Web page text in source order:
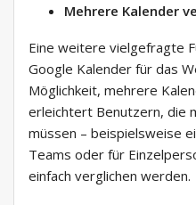
Mehrere Kalender
Eine weitere vielgefragte
Google Kalender für das
Möglichkeit, mehrere
erleichtert Benutzern, die
müssen – beispielsweise
Teams oder für
einfach verglichen werden.